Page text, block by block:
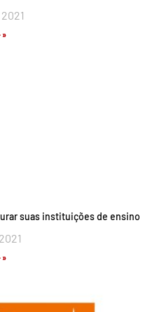
»
suas instituições de ensino
»